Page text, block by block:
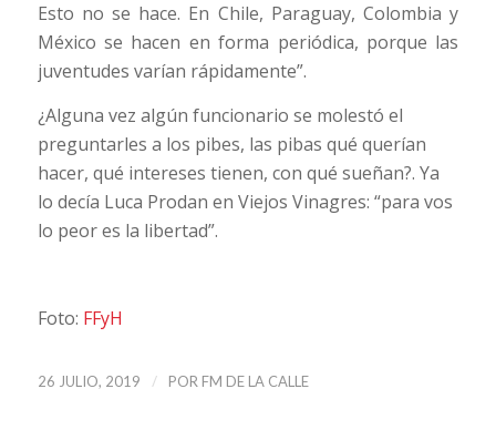
Esto no se hace. En Chile, Paraguay, Colombia y
México se hacen en forma periódica, porque las
juventudes varían rápidamente”.
¿Alguna vez algún funcionario se molestó el
preguntarles a los pibes, las pibas qué querían
hacer, qué intereses tienen, con qué sueñan?. Ya
lo decía Luca Prodan en Viejos Vinagres: “para vos
lo peor es la libertad”.
Foto: FFyH
26 JULIO, 2019 / POR FM DE LA CALLE